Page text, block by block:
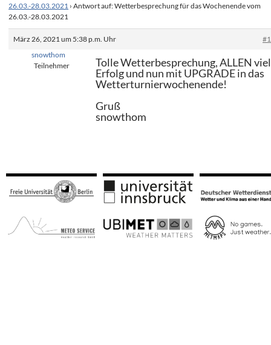
26.03.-28.03.2021 › Antwort auf: Wetterbesprechung für das Wochenende vom
26.03.-28.03.2021
März 26, 2021 um 5:38 p.m. Uhr
snowthom
Teilnehmer
Tolle Wetterbesprechung, ALLEN viel
Erfolg und nun mit UPGRADE in das
Wetterturnierwochenende!
Gruß
snowthom